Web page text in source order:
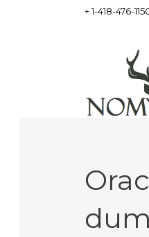
+ 1-418-476-